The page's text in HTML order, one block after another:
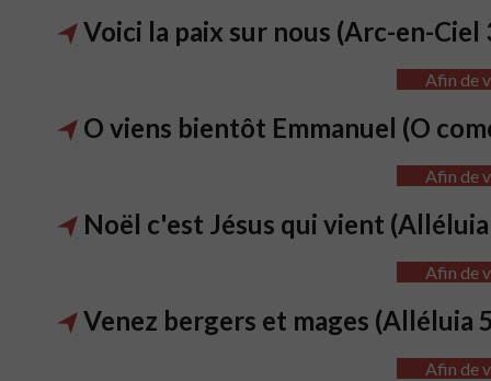
Voici la paix sur nous (Arc-en-Ciel
Afin de
O viens bientôt Emmanuel (O
Afin de
Noël c'est Jésus qui vient
Afin de
Venez bergers et mages (Alléluia
Afin de